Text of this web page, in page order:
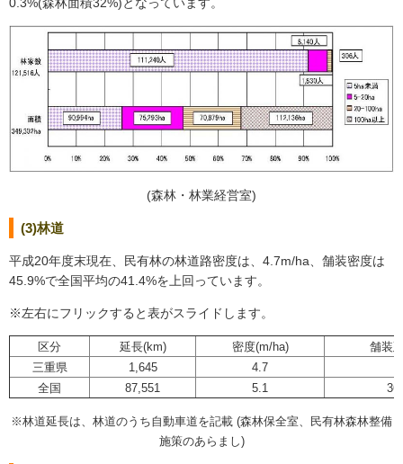
(森林・林業経営室)
(3)林道
平成20年度末現在、民有林の林道路密度は、4.7m/ha、舗装密度は
45.9%で全国平均の41.4%を上回っています。
※左右にフリックすると表がスライドします。
区分 延長(km) 密度(m/ha)
舗装
三重県
1,645 4.7
全国
87,551 5.1
※林道延長は、林道のうち自動車道を記載 (森林保全室、民有林森林整備
施策のあらまし)